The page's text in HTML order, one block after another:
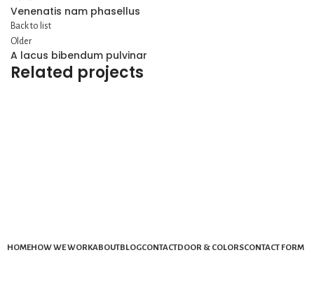
Venenatis nam phasellus
Back to list
Older
A lacus bibendum pulvinar
Related projects
HOMEHOW WE WORKABOUTBLOGCONTACTDOOR & COLORSCONTACT FORM